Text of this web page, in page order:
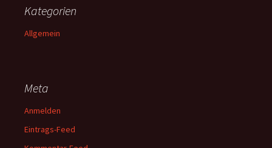
Kategorien
Allgemein
Meta
Anmelden
Eintrags-Feed